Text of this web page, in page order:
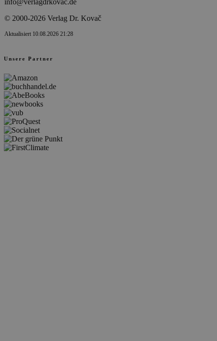
© 2000-2026 Verlag Dr. Kovač
Aktualisiert 10.08.2026 21:28
Unsere Partner